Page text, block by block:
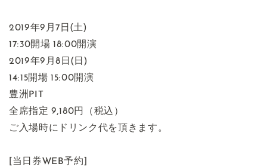
2019年9月7日(土)
17:30開場 18:00開演
2019年9月8日(日)
14:15開場 15:00開演
豊洲PIT
全席指定 9,180円（税込）
ご入場時にドリンク代を頂きます。
[当日券WEB予約]